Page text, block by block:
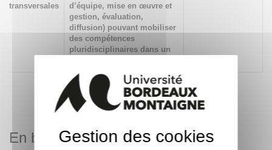
transversales
d’équipe, mise en œuvre et
gestion, évaluation,
diffusion) pouvant mobiliser
des compétences
pluridisciplinaires dans un
En bref Gestion des cookies